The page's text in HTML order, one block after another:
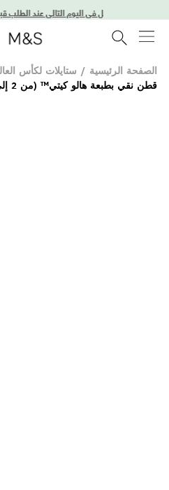
توصيل في اليوم التالي عند الطلب قبل
الصفحة الرئيسية / ستايلات لكأس
قطن نقي بطبعة هالو كيتي™ (من 2 إلى 8 سنوات)